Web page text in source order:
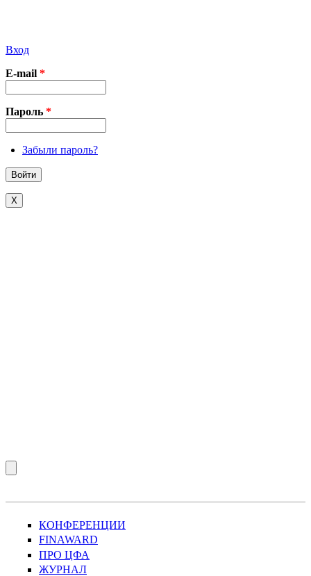
Вход
E-mail *
Пароль *
Забыли пароль?
X
КОНФЕРЕНЦИИ
FINAWARD
ПРО ЦФА
ЖУРНАЛ